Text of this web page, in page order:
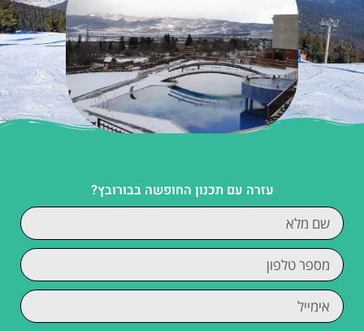
עזרה עם תכנון החופשה בבורובץ?